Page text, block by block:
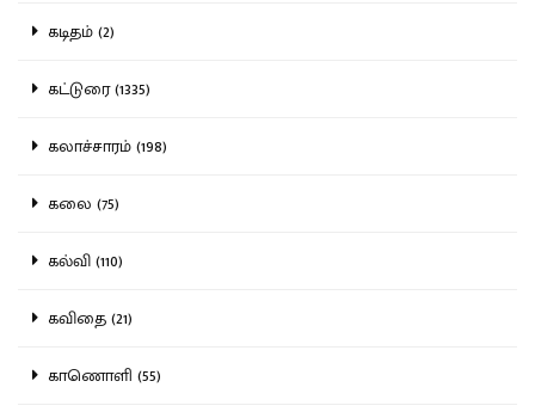
கடிதம் (2)
கட்டுரை (1335)
கலாச்சாரம் (198)
கலை (75)
கல்வி (110)
கவிதை (21)
காணொளி (55)